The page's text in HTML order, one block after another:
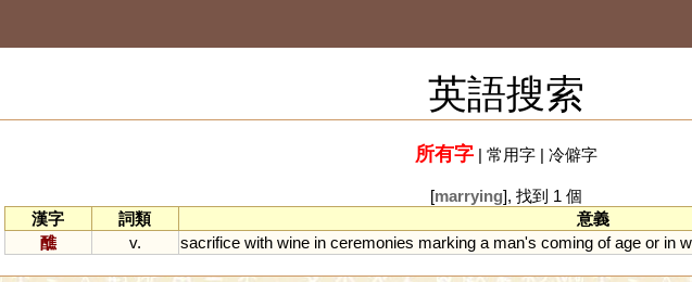
英語搜索
所有字| 常用字| 冷僻字
[marrying], 找到 1 個
漢字
詞類
意義
醮
v. sacrifice with wine in ceremonies marking a man's coming of age or in